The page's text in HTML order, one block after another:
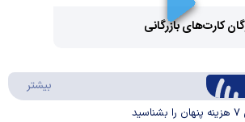
Video
Video
کارت‌های بازرگانی
بیشتر